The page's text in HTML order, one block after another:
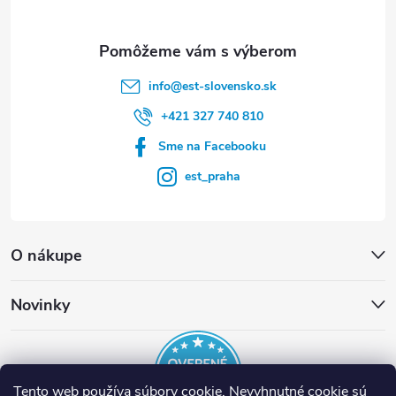
Tento web používa súbory cookie. Nevyhnutné cookie sú
O nákupe
Novinky
info@est-slovensko.sk
+421 327 740 810
Sme na Facebooku
est_praha